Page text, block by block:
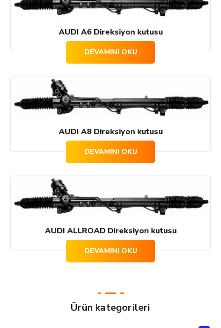
AUDI A6 Direksiyon kutusu
DEVAMINI OKU
AUDI A8 Direksiyon kutusu
DEVAMINI OKU
AUDI ALLROAD Direksiyon kutusu
DEVAMINI OKU
Ürün kategorileri